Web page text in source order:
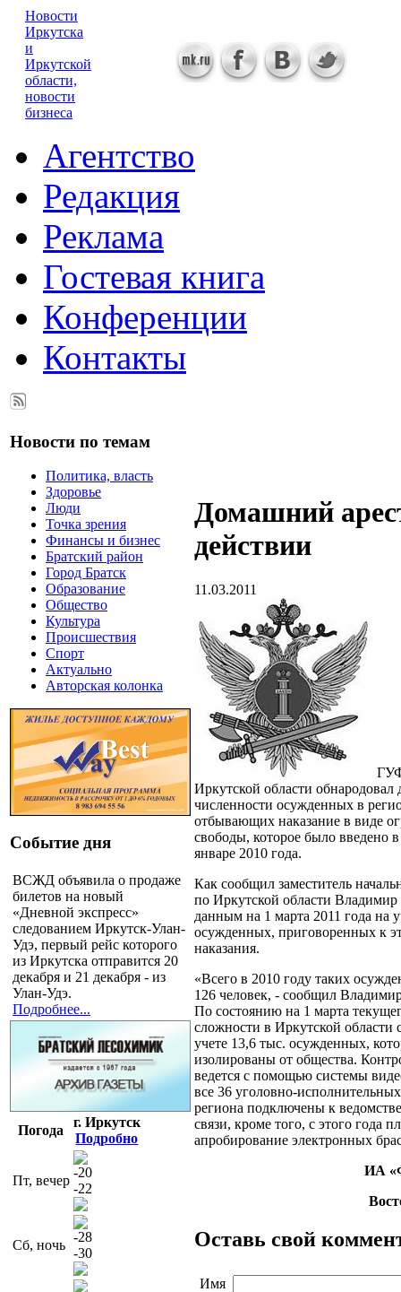
Новости
Иркутска
и
Иркутской
области,
новости
бизнеса
Агентство
Редакция
Реклама
Гостевая книга
Конференции
Контакты
Новости по темам
Политика, власть
Здоровье
Люди
Точка зрения
Финансы и бизнес
Братский район
Город Братск
Образование
Общество
Культура
Происшествия
Спорт
Актуально
Авторская колонка
Событие дня
ВСЖД объявила о продаже
билетов на новый
«Дневной экспресс»
следованием Иркутск-Улан-
Удэ, первый рейс которого
из Иркутска отправится 20
декабря и 21 декабря - из
Улан-Удэ.
Подробнее...
Погода
г. Иркутск
Подробно
Пт, вечер
-20
-22
Сб, ночь
-28
-30
Домашний
действии
11.03.2011
Иркутской области обнародовал
численности осужденных в
отбывающих наказание в виде
свободы, которое было введено
январе 2010 года.
Как сообщил заместитель
по Иркутской области
данным на 1 марта 2011 года на
осужденных, приговоренных к
наказания.
«Всего в 2010 году таких
126 человек, - сообщил
По состоянию на 1 марта
сложности в Иркутской области
учете 13,6 тыс. осужденных,
изолированы от общества.
ведется с помощью системы
все 36 уголовно-
региона подключены к
связи, кроме того, с этого года
апробирование электронных
ИА
Оставь свой
Имя